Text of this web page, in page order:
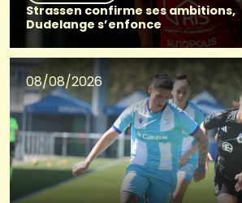
Strassen confirme ses ambitions,
Dudelange s’enfonce
08/08/2026